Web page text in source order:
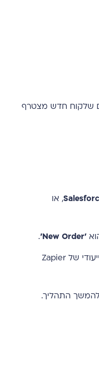
שלקוח חדש מצטרף
, או
'New Order'
.
חיבור החשבון: חברו את אתר הוורדפרס שלכם (עם WooCommerce) ל-Zapier. לרוב זה דורש התקנת תוסף ייעודי של Zapier